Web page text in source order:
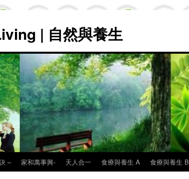
| 自然與養生
– 家和萬事興- 天人合一 食療與養生 A 食療與養生 B